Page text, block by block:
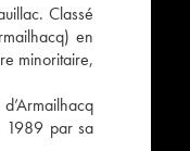
Classé
en
minoritaire,
1989 par sa